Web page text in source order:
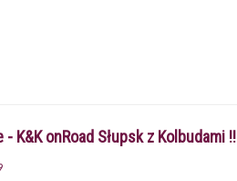
K&K onRoad Słupsk z Kolbudami !!